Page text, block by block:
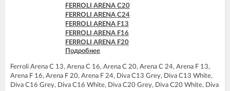
FERROLI ARENA C20
FERROLI ARENA C24
FERROLI ARENA F13
FERROLI ARENA F16
FERROLI ARENA F20
FERROLI ARENA F24
FERROLI BLUEHELIX PRO 32 C
FERROLI BLUEHELIX TECH 25C
FERROLI BLUEHELIX TECH 35C
Подробнее
Ferroli Arena C 13, Arena C 16, Arena C 20, Arena C 24, Arena F 13,
Arena F 16, Arena F 20, Arena F 24, Diva C13 Grey, Diva C13 White,
Diva C16 Grey, Diva C16 White, Diva C20 Grey, Diva C20 White, Diva